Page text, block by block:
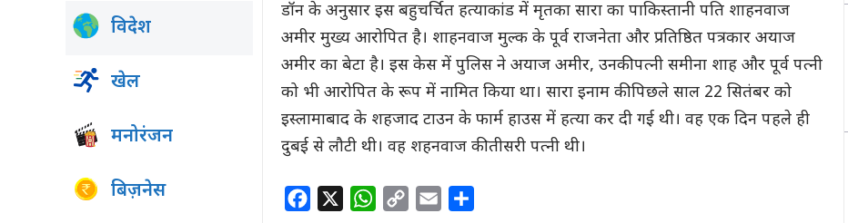
डॉन के अनुसार इस बहुचर्चित हत्याकांड में मृतका सारा का पाकिस्तानी पति शाहनवाज
अमीर मुख्य आरोपित है। शाहनवाज मुल्क के पूर्व राजनेता और प्रतिष्ठित पत्रकार अयाज
अमीर का बेटा है। इस केस में पुलिस ने अयाज अमीर, उनकी पत्नी समीना शाह और पूर्व पत्नी
को भी आरोपित के रूप में नामित किया था। सारा इनाम की पिछले साल 22 सितंबर को
इस्लामाबाद के शहजाद टाउन के फार्म हाउस में हत्या कर दी गई थी। वह एक दिन पहले ही
दुबई से लौटी थी। वह शहनवाज की तीसरी पत्नी थी।
W
विदेश
खेल
मनोरंजन
बिज़नेस